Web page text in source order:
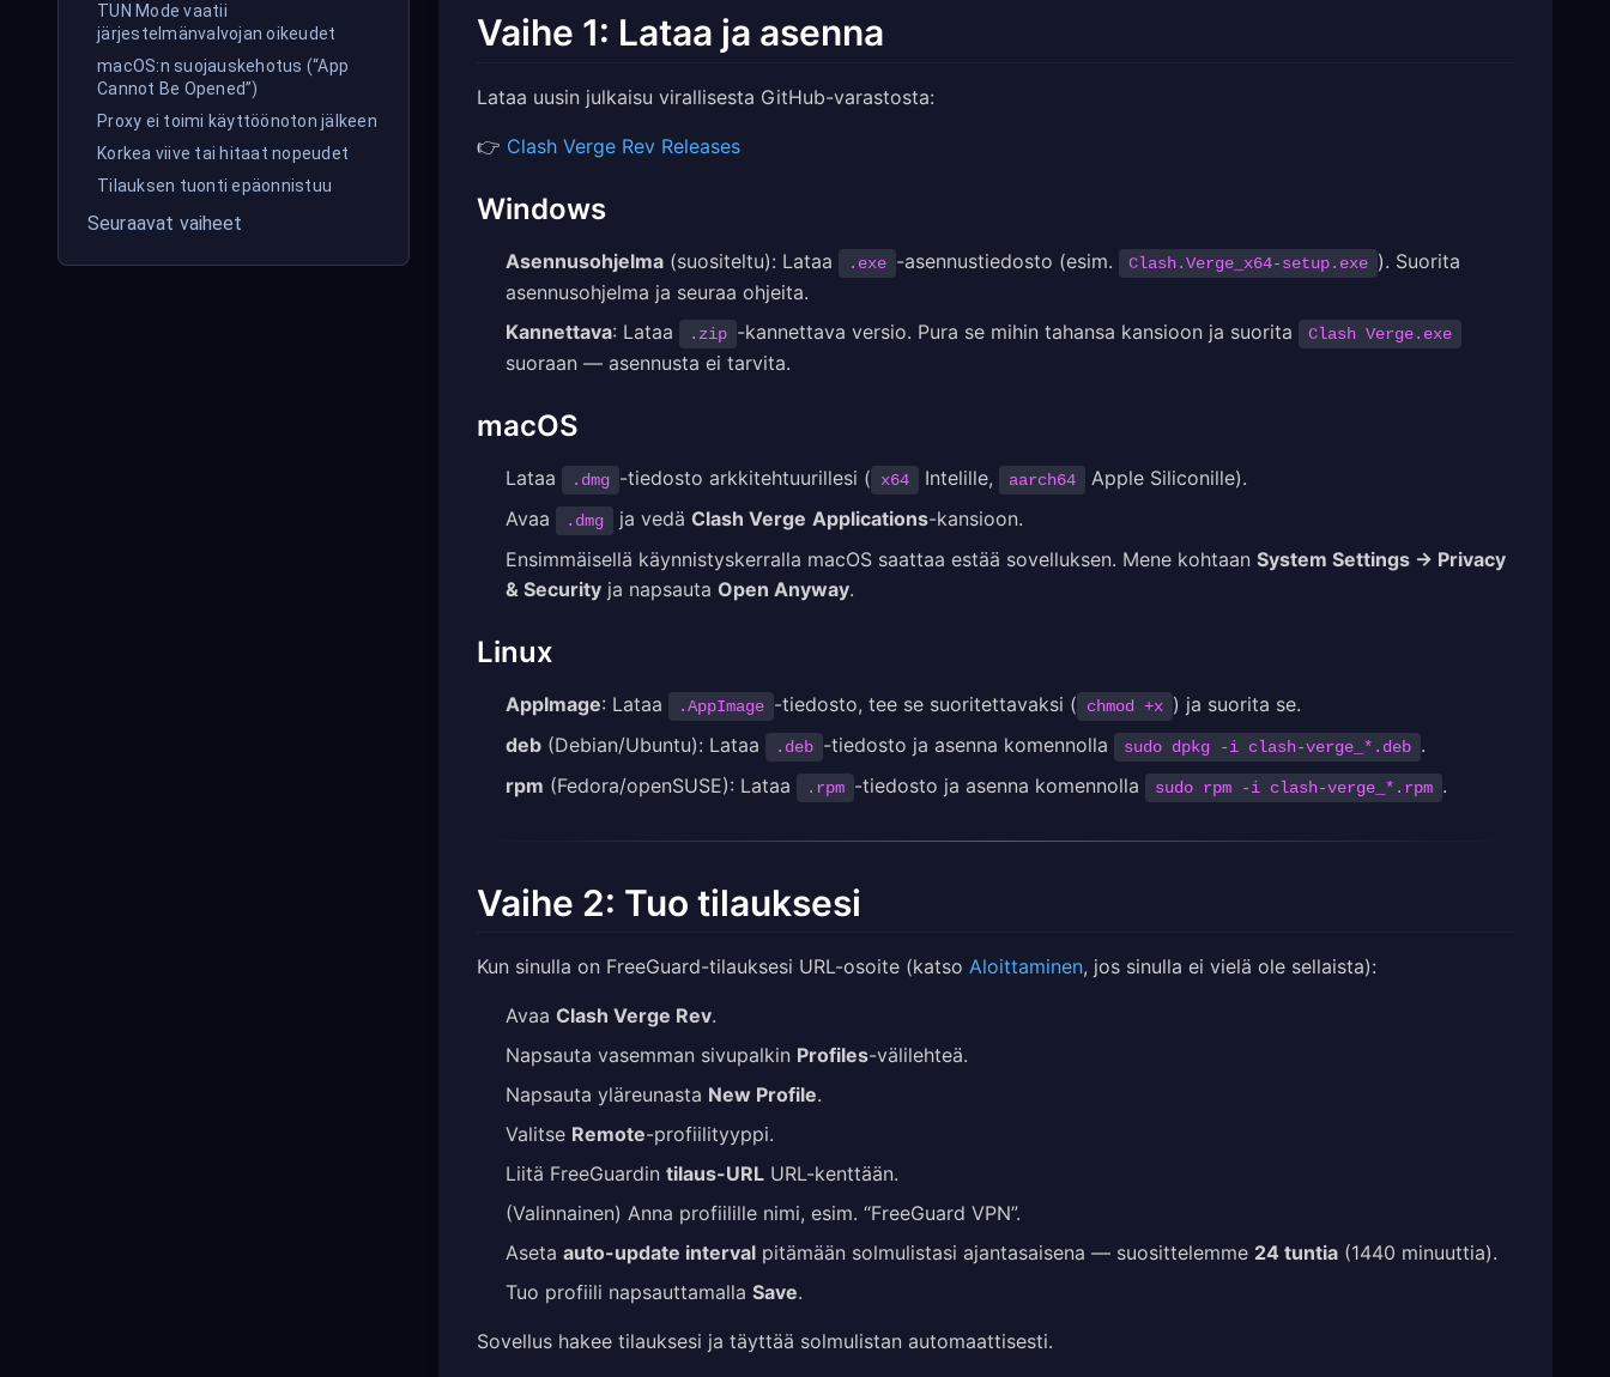
TUN Mode vaatii
järjestelmänvalvojan oikeudet
macOS:n suojauskehotus (“App
Cannot Be Opened”)
Proxy ei toimi käyttöönoton jälkeen
Korkea viive tai hitaat nopeudet
Tilauksen tuonti epäonnistuu
Seuraavat vaiheet
Vaihe 1: Lataa ja asenna
Lataa uusin julkaisu virallisesta GitHub-varastosta:
👉 Clash Verge Rev Releases
Windows
Asennusohjelma (suositeltu): Lataa .exe -asennustiedosto (esim. Clash.Verge_x64-setup.exe ). Suorita
asennusohjelma ja seuraa ohjeita.
Kannettava: Lataa .zip -kannettava versio. Pura se mihin tahansa kansioon ja suorita Clash Verge.exe
suoraan — asennusta ei tarvita.
macOS
Lataa .dmg -tiedosto arkkitehtuurillesi ( x64 Intelille, aarch64
Apple Siliconille).
Avaa
.dmg ja vedä Clash Verge Applications-kansioon.
Ensimmäisellä käynnistyskerralla macOS saattaa estää sovelluksen. Mene kohtaan System Settings → Privacy
& Security ja napsauta Open Anyway.
Linux
AppImage: Lataa .AppImage -tiedosto, tee se suoritettavaksi ( chmod +x ) ja suorita se.
deb (Debian/Ubuntu): Lataa .deb -tiedosto ja asenna komennolla sudo dpkg -i clash-verge_*.deb .
rpm (Fedora/openSUSE): Lataa .rpm -tiedosto ja asenna komennolla sudo rpm -i clash-verge_*.rpm .
Vaihe 2: Tuo tilauksesi
Kun sinulla on FreeGuard-tilauksesi URL-osoite (katso Aloittaminen, jos sinulla ei vielä ole sellaista):
Avaa Clash Verge Rev.
Napsauta vasemman sivupalkin Profiles-välilehteä.
Napsauta yläreunasta New Profile.
Valitse Remote-profiilityyppi.
Liitä FreeGuardin tilaus-URL URL-kenttään.
(Valinnainen) Anna profiilille nimi, esim. “FreeGuard VPN”.
Aseta auto-update interval pitämään solmulistasi ajantasaisena — suosittelemme 24 tuntia (1440 minuuttia).
Tuo profiili napsauttamalla Save.
Sovellus hakee tilauksesi ja täyttää solmulistan automaattisesti.